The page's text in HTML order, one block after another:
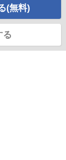
(無料)
る